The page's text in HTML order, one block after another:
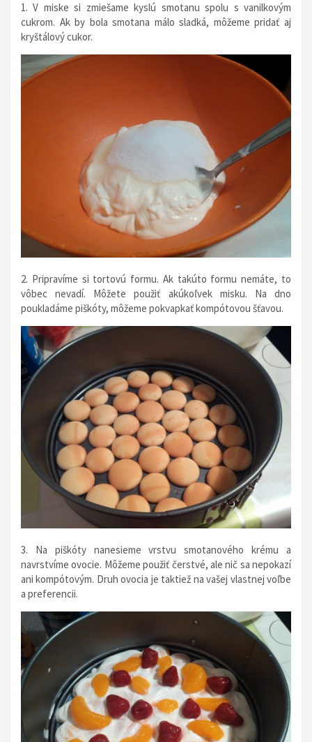
1. V miske si zmiešame kyslú smotanu spolu s vanilkovým
cukrom. Ak by bola smotana málo sladká, môžeme pridať aj
kryštálový cukor.
2. Pripravíme si tortovú formu. Ak takúto formu nemáte, to
vôbec nevadí. Môžete použiť akúkoľvek misku. Na dno
poukladáme piškóty, môžeme pokvapkať kompótovou šťavou.
3. Na piškóty nanesieme vrstvu smotanového krému a
navrstvíme ovocie. Môžeme použiť čerstvé, ale nič sa nepokazí
ani kompótovým. Druh ovocia je taktiež na vašej vlastnej voľbe
a preferencii.